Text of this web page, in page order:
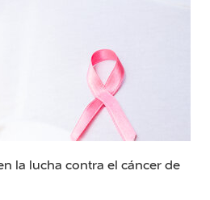
la lucha contra el cáncer de